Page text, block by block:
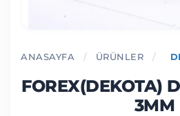
ANASAYFA / ÜRÜNLER /
FOREX(DEKOTA)
3MM